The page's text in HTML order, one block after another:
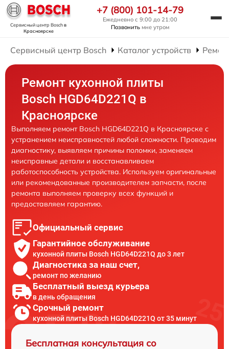
Сервисный центр Boschв
Красноярске
+7 (800) 101-14-79
Ежедневно с 9:00 до 21:00
Позвонить мне утром
Сервисный центр Bosch Каталог устройств
Ремонт кухонной плиты
Bosch HGD64D221Q в
Красноярске
Выполняем ремонт Bosch HGD64D221Q в Красноярске с
устранением неисправностей любой сложности. Проводим
диагностику, выявляем причины поломки, заменяем
неисправные детали и восстанавливаем
работоспособность устройства. Используем оригинальные
или рекомендованные производителем запчасти, после
ремонта выполняем проверку всех функций и
предоставляем гарантию.
Официальный сервис
Гарантийное обслуживание
кухонной плиты Bosch HGD64D221Q до 3 лет
Диагностика за наш счет,
ремонт по желанию
Бесплатный выезд курьера
в день обращения
Срочный ремонт
кухонной плиты Bosch HGD64D221Q от 35 минут
Бесплатная консультация со